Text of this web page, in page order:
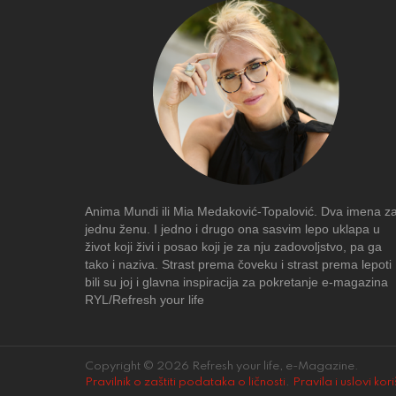
Anima Mundi ili Mia Medaković-Topalović. Dva imena
jednu ženu. I jedno i drugo ona sasvim lepo uklapa u
život koji živi i posao koji je za nju zadovoljstvo, pa ga
tako i naziva. Strast prema čoveku i strast prema lepoti
bili su joj i glavna inspiracija za pokretanje e-magazina
RYL/Refresh your life
Copyright © 2026 Refresh your life, e-Magazine.
Pravilnik o zaštiti podataka o ličnosti . Pravila i uslovi